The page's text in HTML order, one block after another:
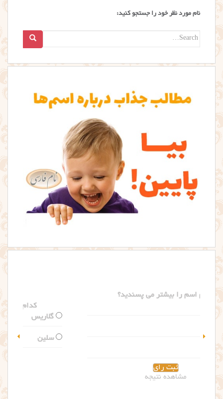
نام مورد نظر خود را جستجو کنید:
Search